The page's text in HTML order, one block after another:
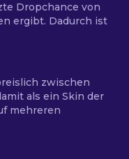
Dropchance von
ergibt. Dadurch ist
zwischen
als ein Skin der
mehreren